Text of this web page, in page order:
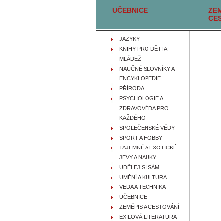
UČEBNICE
FILOZOFIE, IDEOLOGIE A
HUMOR
JAZYKY
KNIHY PRO DĚTI A
MLÁDEŽ
NAUČNÉ SLOVNÍKY A
ENCYKLOPEDIE
PŘÍRODA
PSYCHOLOGIE A
ZDRAVOVĚDA PRO
KAŽDÉHO
SPOLEČENSKÉ VĚDY
SPORT A HOBBY
TAJEMNÉ A EXOTICKÉ
JEVY A NAUKY
UDĚLEJ SI SÁM
UMĚNÍ A KULTURA
VĚDA A TECHNIKA
UČEBNICE
ZEMĚPIS A CESTOVÁNÍ
EXILOVÁ LITERATURA